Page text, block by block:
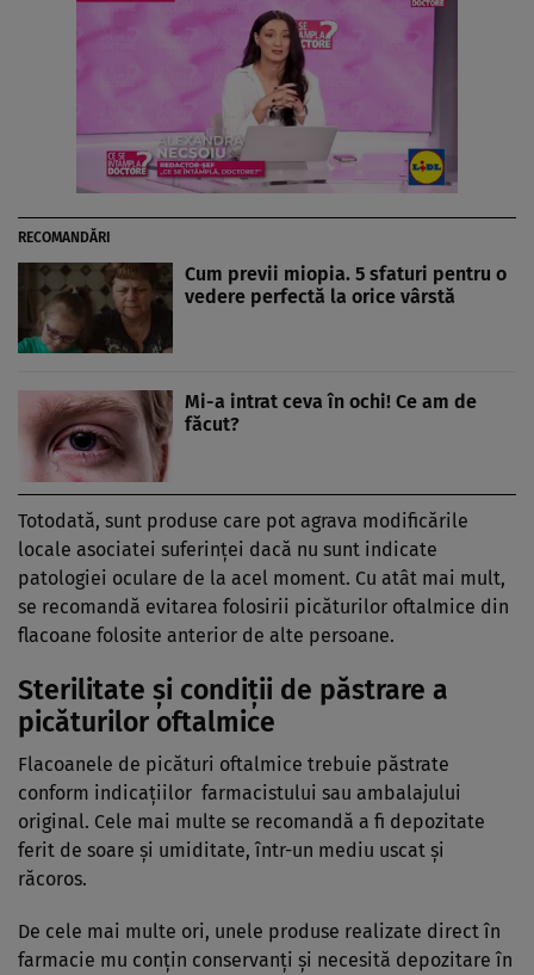
RECOMANDĂRI
Cum previi miopia. 5 sfaturi pentru o
vedere perfectă la orice vârstă
Mi-a intrat ceva în ochi! Ce am de
făcut?
Totodată, sunt produse care pot agrava modificările
locale asociatei suferinţei dacă nu sunt indicate
patologiei oculare de la acel moment. Cu atât mai mult,
se recomandă evitarea folosirii picăturilor oftalmice din
flacoane folosite anterior de alte persoane.
Sterilitate şi condiţii de păstrare a
picăturilor oftalmice
Flacoanele de picături oftalmice trebuie păstrate
conform indicaţiilor farmacistului sau ambalajului
original. Cele mai multe se recomandă a fi depozitate
ferit de soare şi umiditate, într-un mediu uscat şi
răcoros.
De cele mai multe ori, unele produse realizate direct în
farmacie mu conţin conservanţi şi necesită depozitare în